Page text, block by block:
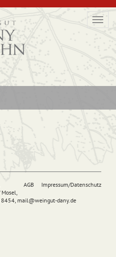
AGB Impressum/Datenschutz
mail@weingut-dany.de